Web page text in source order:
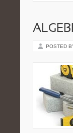
POSTED